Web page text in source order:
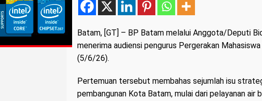
Batam, [GT] – BP Batam melalui Anggota/Deputi
menerima audiensi pengurus Pergerakan
(5/6/26).
Pertemuan tersebut membahas sejumlah isu
pembangunan Kota Batam, mulai dari pelayanan air